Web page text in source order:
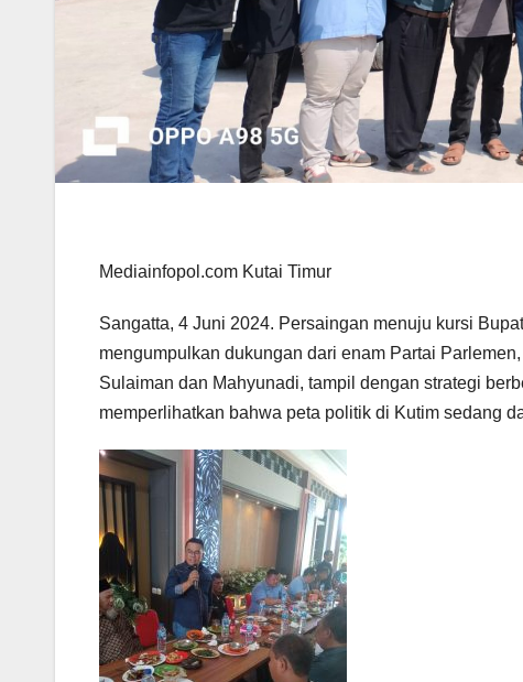
Mediainfopol.com Kutai Timur
Sangatta, 4 Juni 2024. Persaingan menuju kursi
mengumpulkan dukungan dari enam Partai
Sulaiman dan Mahyunadi, tampil dengan strategi
memperlihatkan bahwa peta politik di Kutim sedang